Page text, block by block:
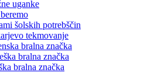
uganke
šolskih potrebščin
tekmovanje
bralna značka
bralna značka
bralna značka